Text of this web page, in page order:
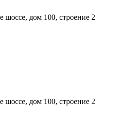
шоссе, дом 100, строение 2
шоссе, дом 100, строение 2